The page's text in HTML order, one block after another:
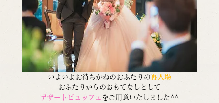
いよいよお待ちかねのおふたりの再入場
おふたりからのおもてなしとして
デザートビュッフェ をご用意いたしました^^